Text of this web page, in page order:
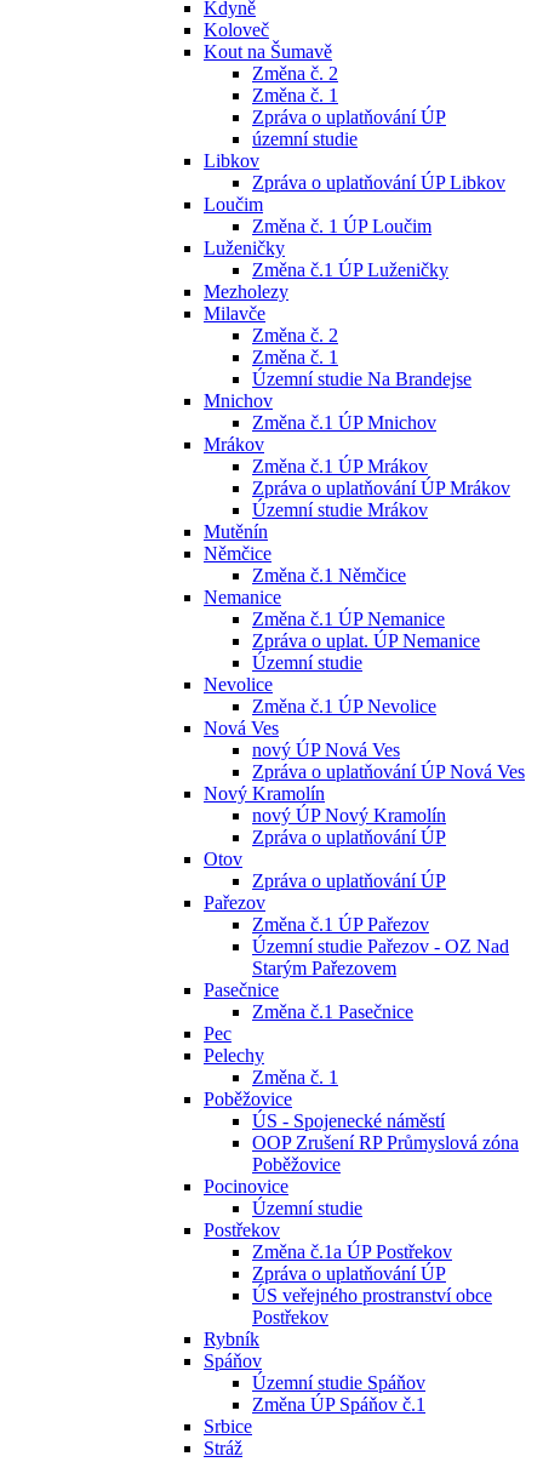
Kdyně
Koloveč
Kout na Šumavě
Změna č. 2
Změna č. 1
Zpráva o uplatňování ÚP
územní studie
Libkov
Zpráva o uplatňování ÚP Libkov
Loučim
Změna č. 1 ÚP Loučim
Luženičky
Změna č.1 ÚP Luženičky
Mezholezy
Milavče
Změna č. 2
Změna č. 1
Územní studie Na Brandejse
Mnichov
Změna č.1 ÚP Mnichov
Mrákov
Změna č.1 ÚP Mrákov
Zpráva o uplatňování ÚP Mrákov
Územní studie Mrákov
Mutěnín
Němčice
Změna č.1 Němčice
Nemanice
Změna č.1 ÚP Nemanice
Zpráva o uplat. ÚP Nemanice
Územní studie
Nevolice
Změna č.1 ÚP Nevolice
Nová Ves
nový ÚP Nová Ves
Zpráva o uplatňování ÚP Nová Ves
Nový Kramolín
nový ÚP Nový Kramolín
Zpráva o uplatňování ÚP
Otov
Zpráva o uplatňování ÚP
Pařezov
Změna č.1 ÚP Pařezov
Územní studie Pařezov - OZ Nad
Starým Pařezovem
Pasečnice
Změna č.1 Pasečnice
Pec
Pelechy
Změna č. 1
Poběžovice
ÚS - Spojenecké náměstí
OOP Zrušení RP Průmyslová zóna
Poběžovice
Pocinovice
Územní studie
Postřekov
Změna č.1a ÚP Postřekov
Zpráva o uplatňování ÚP
ÚS veřejného prostranství obce
Postřekov
Rybník
Spáňov
Územní studie Spáňov
Změna ÚP Spáňov č.1
Srbice
Stráž